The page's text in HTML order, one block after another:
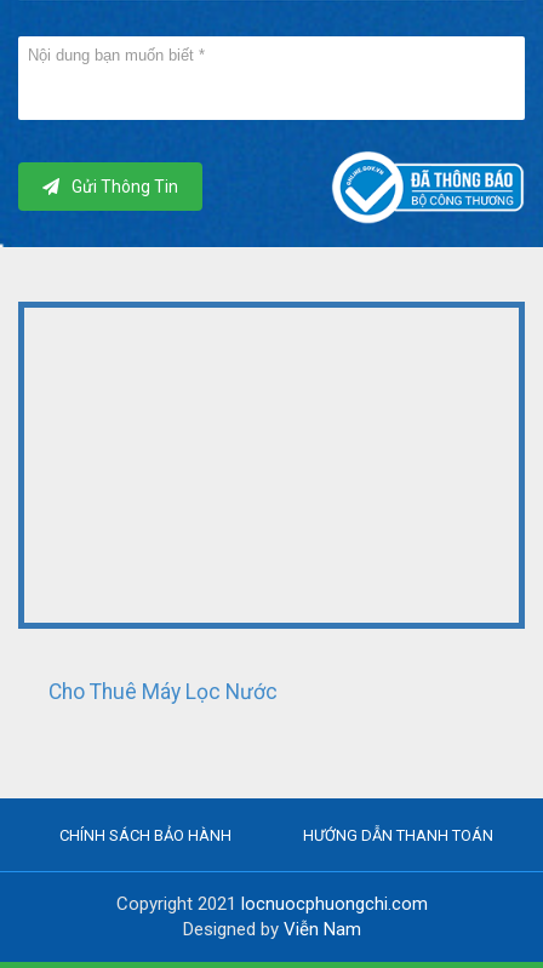
Gửi Thông Tin
Cho Thuê Máy Lọc Nước
CHÍNH SÁCH BẢO HÀNH HƯỚNG DẪN THANH TOÁN
Copyright 2021 locnuocphuongchi.com
Designed by Viễn Nam